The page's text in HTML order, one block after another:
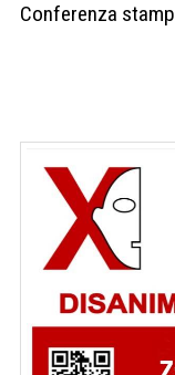
Conferenza